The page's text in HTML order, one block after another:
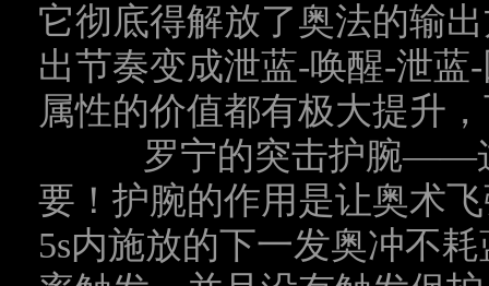
它彻底得解放了奥法的输
出节奏变成泄蓝-唤醒-泄蓝-
属性的价值都有极大提升
罗宁的突击护腕——这
要！护腕的作用是让奥术
5s内施放的下一发奥冲不